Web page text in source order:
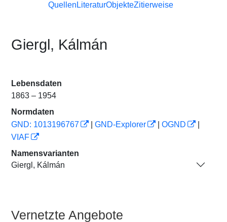
Quellen LiteraturObjekteZitierweise
Giergl, Kálmán
Lebensdaten
1863 – 1954
Normdaten
GND: 1013196767
GND-Explorer OGND
VIAF
Namensvarianten
Giergl, Kálmán
Vernetzte Angebote